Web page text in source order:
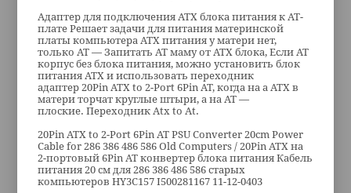
Адаптер для подключения ATX блока питания к AT-
плате Решает задачи для питания материнской
платы компьютера ATX питания у матери нет,
только AT — Запитать AT маму от ATX блока, Если AT
корпус без блока питания, можно установить блок
питания ATX и использовать переходник
адаптер 20Pin ATX to 2-Port 6Pin AT, когда на а ATX в
матери торчат круглые штыри, а на AT —
плоские. Переходник Atx to At.
20Pin ATX to 2-Port 6Pin AT PSU Converter 20cm Power
Cable for 286 386 486 586 Old Computers / 20Pin ATX на
2-портовый 6Pin AT конвертер блока питания Кабель
питания 20 см для 286 386 486 586 старых
компьютеров HY3C157 I500281167 11-12-0403